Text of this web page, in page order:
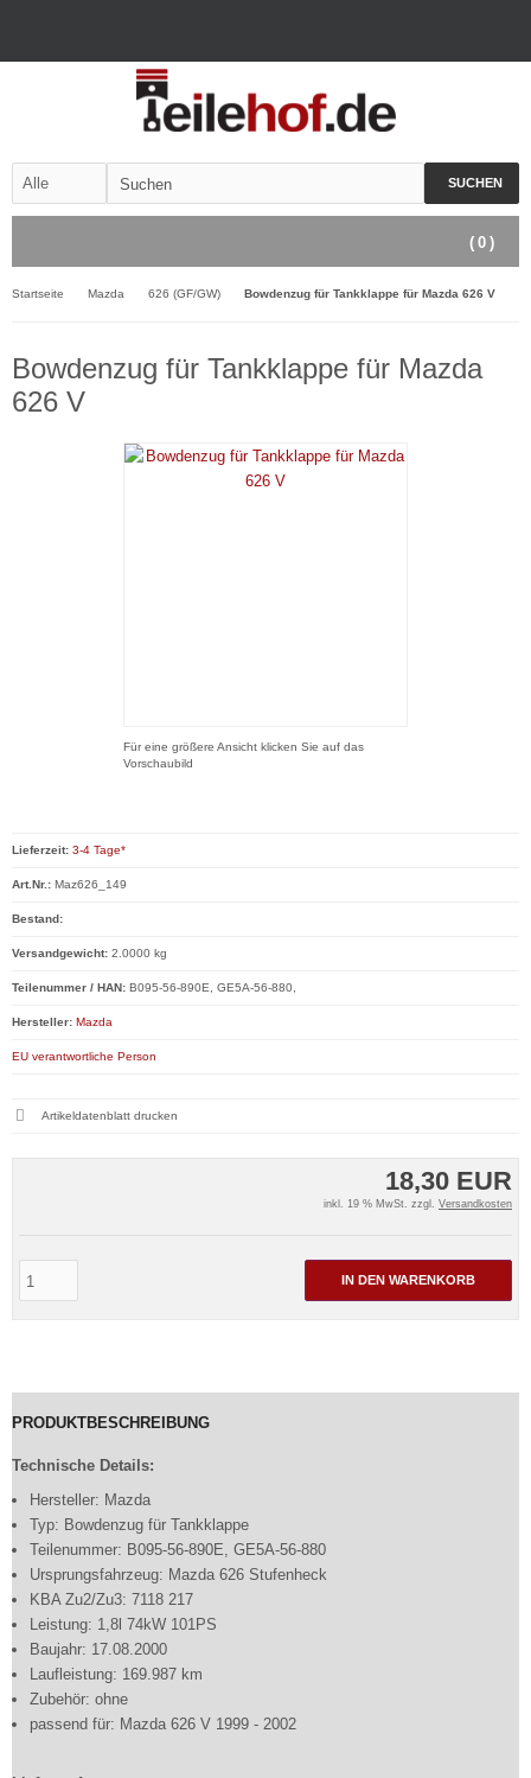
SUCHEN
( 0 )
Startseite Mazda 626 (GF/GW) Bowdenzug für Tankklappe für Mazda 626 V
Bowdenzug für Tankklappe für Mazda
626 V
Für eine größere Ansicht klicken Sie auf das
Vorschaubild
18,30 EUR
inkl. 19 % MwSt. zzgl. Versandkosten
IN DEN WARENKORB
Lieferzeit: 3-4 Tage*
Art.Nr.: Maz626_149
Bestand:
Versandgewicht: 2.0000 kg
Teilenummer / HAN: B095-56-890E, GE5A-56-880,
Hersteller: Mazda
EU verantwortliche Person
Artikeldatenblatt drucken
PRODUKTBESCHREIBUNG
Technische Details:
Hersteller: Mazda
Typ: Bowdenzug für Tankklappe
Teilenummer: B095-56-890E, GE5A-56-880
Ursprungsfahrzeug: Mazda 626 Stufenheck
KBA Zu2/Zu3: 7118 217
Leistung: 1,8l 74kW 101PS
Baujahr: 17.08.2000
Laufleistung: 169.987 km
Zubehör: ohne
passend für: Mazda 626 V 1999 - 2002